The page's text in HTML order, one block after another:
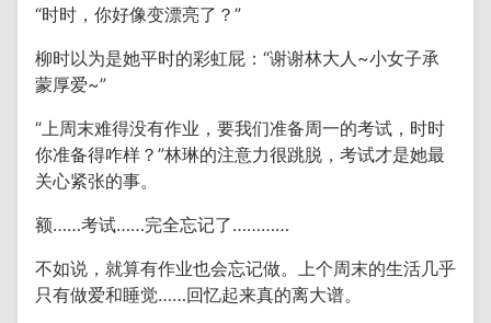
“时时，你好像变漂亮了？”
柳时以为是她平时的彩虹屁：“谢谢林大人~小女子承
蒙厚爱~”
“上周末难得没有作业，要我们准备周一的考试，时时
你准备得咋样？”林琳的注意力很跳脱，考试才是她最
关心紧张的事。
额……考试……完全忘记了…………
不如说，就算有作业也会忘记做。上个周末的生活几乎
只有做爱和睡觉……回忆起来真的离大谱。